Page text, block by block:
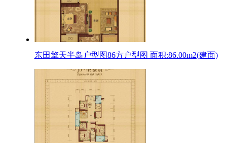
东田擎天半岛户型图86方户型图 面积:86.00m2(建面)